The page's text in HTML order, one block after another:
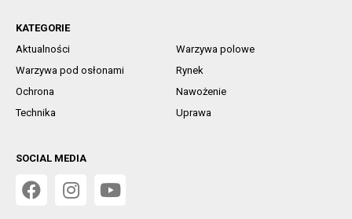
KATEGORIE
Aktualności
Warzywa polowe
Warzywa pod osłonami
Rynek
Ochrona
Nawożenie
Technika
Uprawa
SOCIAL MEDIA